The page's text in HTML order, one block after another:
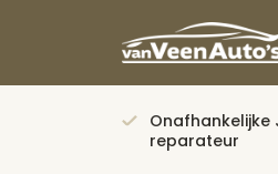
Onafhankelijke
reparateur